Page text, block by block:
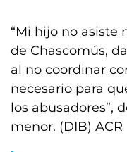
“Mi hijo no asiste
de Chascomús,
al no coordinar
necesario para
los abusadores”,
menor. (DIB) ACR